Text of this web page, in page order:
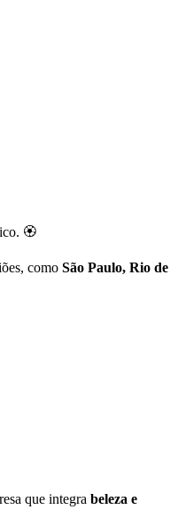
🏵️
como São Paulo, Rio de
que integra beleza e